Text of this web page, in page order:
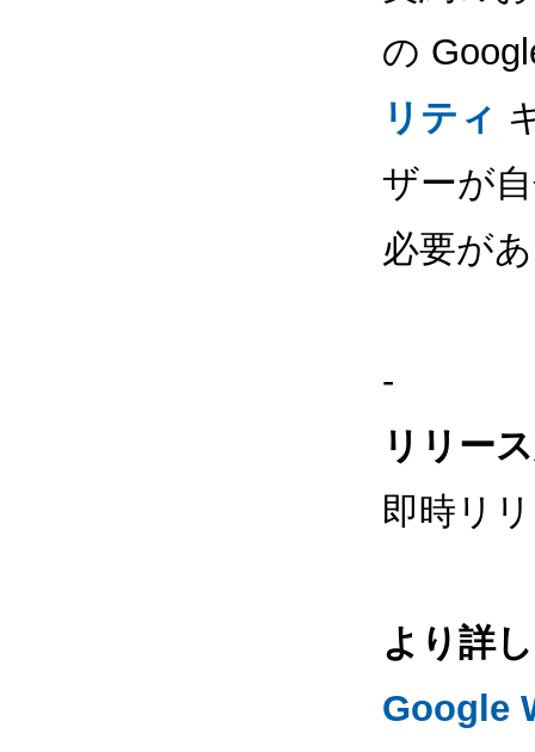
の
リティ
ザーが
必要が
-
リリー
即時リ
より詳
Google